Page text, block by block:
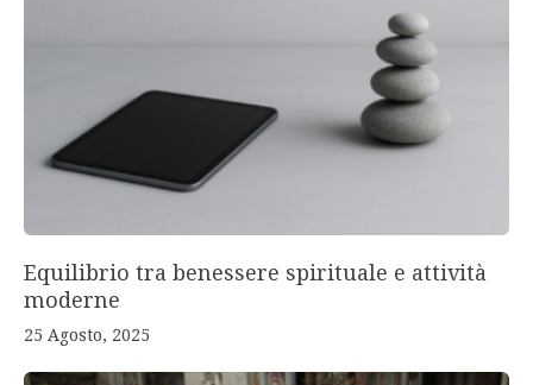
Equilibrio tra benessere spirituale e attività
moderne
25 Agosto, 2025